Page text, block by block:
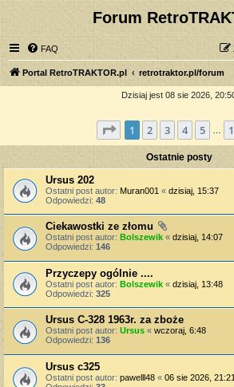
Forum
FAQ
Portal RetroTRAKTOR.pl retrotraktor.pl/forum
Dzisiaj jest 08 sie 2026,
Strona z10
1 2 3 4 5
Ostatnie posty
Ursus 202
Ostatni post autor: Muran001 « dzisiaj, 15:37
Odpowiedzi: 48
Ciekawostki ze złomu
Ostatni post autor: Bolszewik « dzisiaj, 14:07
Odpowiedzi: 146
Przyczepy ogólnie ....
Ostatni post autor: Bolszewik « dzisiaj, 13:48
Odpowiedzi: 325
Ursus C-328 1963r. za zboże
Ostatni post autor: Ursus « wczoraj, 6:48
Odpowiedzi: 136
Ursus c325
Ostatni post autor: pawelll48 « 06 sie 2026, 21:21